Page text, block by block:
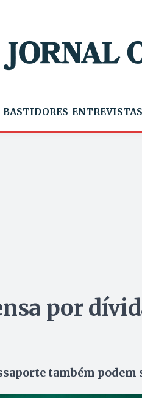
BASTIDORES ENTREVISTAS
por
também podem